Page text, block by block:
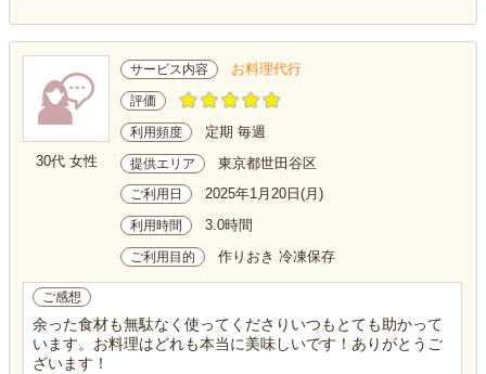
30代 女性
サービス内容 お料理代行
評価
利用頻度 定期 毎週
提供エリア 東京都世田谷区
ご利用日 2025年1月20日(月)
利用時間 3.0時間
ご利用目的 作りおき 冷凍保存
ご感想
余った食材も無駄なく使ってくださりいつもとても助かって
います。お料理はどれも本当に美味しいです！ありがとうご
ざいます！